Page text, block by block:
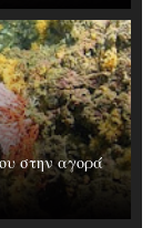
στην αγορά